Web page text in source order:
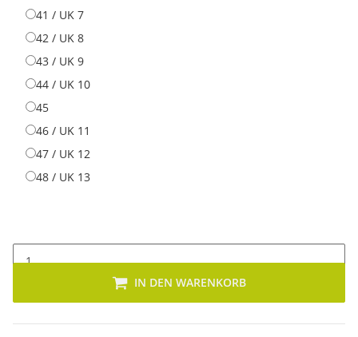
41 / UK 741 / UK 7
42 / UK 842 / UK 8
43 / UK 943 / UK 9
44 / UK 1044 / UK 10
4545
46 / UK 11
47 / UK 12
48 / UK 1348 / UK 13
IN DEN WARENKORB